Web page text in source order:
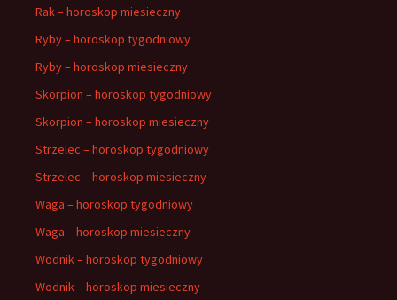
Rak – horoskop miesieczny
Ryby – horoskop tygodniowy
Ryby – horoskop miesieczny
Skorpion – horoskop tygodniowy
Skorpion – horoskop miesieczny
Strzelec – horoskop tygodniowy
Strzelec – horoskop miesieczny
Waga – horoskop tygodniowy
Waga – horoskop miesieczny
Wodnik – horoskop tygodniowy
Wodnik – horoskop miesieczny